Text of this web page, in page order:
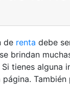
de renta debe
brindan
Si tienes alguna
página.